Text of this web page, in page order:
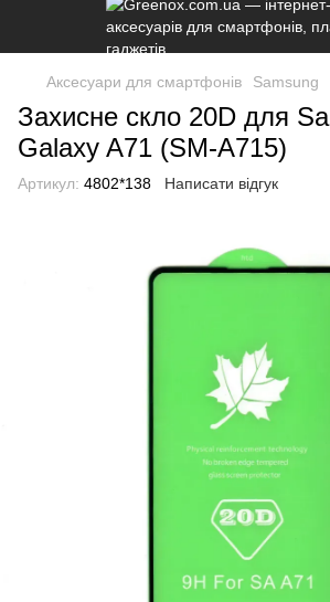
Аксесуари для смартфонів Samsung
Захисне скло 20D для
Galaxy A71 (SM-A715)
Артикул: 4802*138 Написати відгук